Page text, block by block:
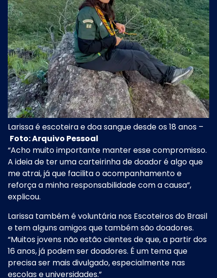
Larissa é escoteira e doa sangue desde os 18 anos –
Foto: Arquivo Pessoal
“Acho muito importante manter esse compromisso.
A ideia de ter uma carteirinha de doador é algo que
me atrai, já que facilita o acompanhamento e
reforça a minha responsabilidade com a causa”,
explicou.
Larissa também é voluntária nos Escoteiros do Brasil
e tem alguns amigos que também são doadores.
“Muitos jovens não estão cientes de que, a partir dos
16 anos, já podem ser doadores. É um tema que
precisa ser mais divulgado, especialmente nas
escolas e universidades.”